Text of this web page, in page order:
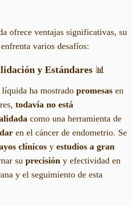
ofrece ventajas significativas, su
varios desafíos:
y Estándares 📊
ha mostrado promesas en
todavía no está
como una herramienta de
en el cáncer de endometrio. Se
clínicos y estudios a gran
su precisión y efectividad en
y el seguimiento de esta